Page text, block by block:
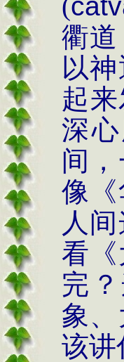
衢
以
起来
深
间
像
人
看
完
象
该讲